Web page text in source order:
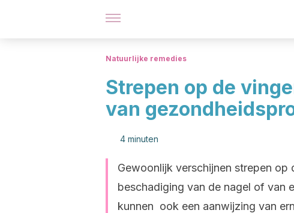
Natuurlijke remedies
Strepen op de
van
4 minuten
Gewoonlijk verschijnen strepen op
beschadiging van de nagel of van
kunnen ook een aanwijzing van